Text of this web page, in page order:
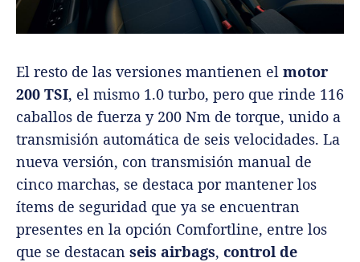
El resto de las versiones mantienen el motor
200 TSI, el mismo 1.0 turbo, pero que rinde 116
caballos de fuerza y 200 Nm de torque, unido a
transmisión automática de seis velocidades. La
nueva versión, con transmisión manual de
cinco marchas, se destaca por mantener los
ítems de seguridad que ya se encuentran
presentes en la opción Comfortline, entre los
que se destacan seis airbags, control de